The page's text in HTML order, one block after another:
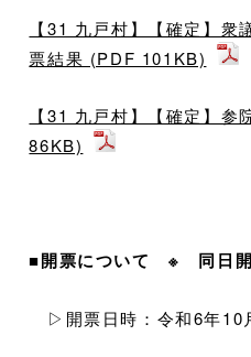
【31 九戸村】【確定】衆
票結果 (PDF 101KB)
【31 九戸村】【確定】
86KB)
■開票について ※ 同日
▷開票日時：令和6年10